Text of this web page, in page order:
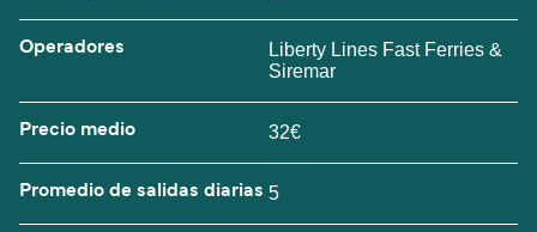
Operadores
Liberty Lines Fast Ferries &
Siremar
Precio medio 32€
Promedio de salidas diarias 5